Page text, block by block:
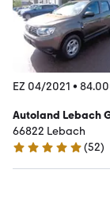
EZ 04/2021 •
Autoland Lebach
66822 Lebach
5 Sterne
(52)